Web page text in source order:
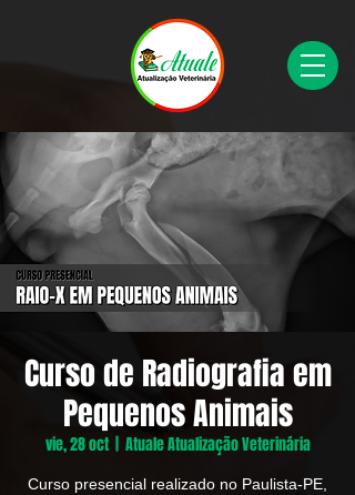
Curso de Radiografia em
Pequenos Animais
vie, 28 oct
  |
Atuale Atualização Veterinária
Curso presencial realizado no Paulista-PE,